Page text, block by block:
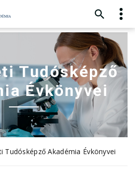
Tudósképző
Évkönyvei
Tudósképző Akadémia Évkönyvei